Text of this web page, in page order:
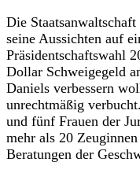
Die
seine Aussichten auf
Präsidentschaftswahl
Dollar Schweigegeld
Daniels verbessern
unrechtmäßig
und fünf Frauen der
mehr als 20
Beratungen der